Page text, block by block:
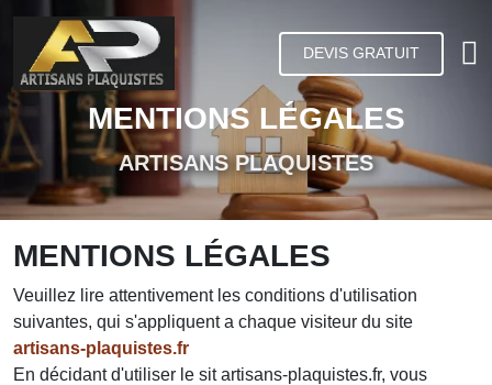
DEVIS GRATUIT
MENTIONS LÉGALES
ARTISANS PLAQUISTES
MENTIONS LÉGALES
Veuillez lire attentivement les conditions d'utilisation
suivantes, qui s'appliquent a chaque visiteur du site
artisans-plaquistes.fr
En décidant d'utiliser le sit artisans-plaquistes.fr, vous